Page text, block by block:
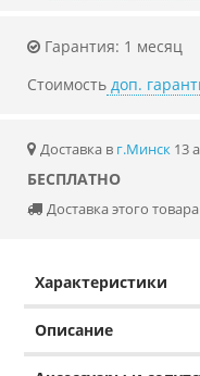
Гарантия: 1 месяц
Стоимость доп.
Доставка в г.Минск 13
БЕСПЛАТНО
Доставка этого
Характеристики
Описание